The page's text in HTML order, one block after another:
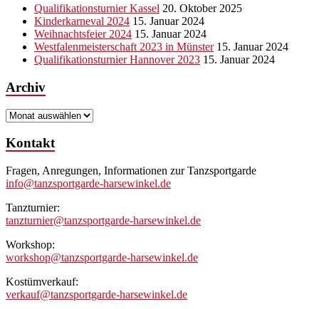
Qualifikationsturnier Kassel 20. Oktober 2025
Kinderkarneval 2024 15. Januar 2024
Weihnachtsfeier 2024 15. Januar 2024
Westfalenmeisterschaft 2023 in Münster 15. Januar 2024
Qualifikationsturnier Hannover 2023 15. Januar 2024
Archiv
Archiv
Kontakt
Fragen, Anregungen, Informationen zur Tanzsportgarde
info@tanzsportgarde-harsewinkel.de
Tanzturnier:
tanzturnier@tanzsportgarde-harsewinkel.de
Workshop:
workshop@tanzsportgarde-harsewinkel.de
Kostümverkauf:
verkauf@tanzsportgarde-harsewinkel.de